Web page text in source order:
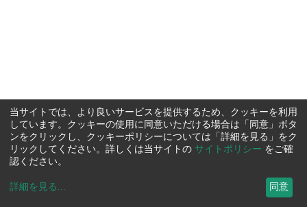
当サイトでは、より良いサービスを提供するため、クッキーを利用
しています。クッキーの使用に同意いただける場合は「同意」ボタ
ンをクリックし、クッキーポリシーについては「詳細を見る」をク
リックしてください。詳しくは当サイトの サイトポリシー をご確
認ください。
詳細を見る ... 同意